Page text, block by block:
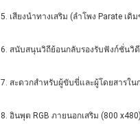
5. เสียงนำทางเสริม (ลำโพง Parate เ
6. สนับสนุนวิถีย้อนกลับรองรับฟังก์ชั่นวิ
7. สะดวกสำหรับผู้ขับขี่และผู้โดยสารใน
8. อินพุต RGB ภายนอกเสริม (800